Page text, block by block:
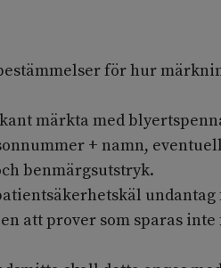
för hur
märkta med
+ namn,
benmärgsutstryk.
undantag
att prover som sparas inte